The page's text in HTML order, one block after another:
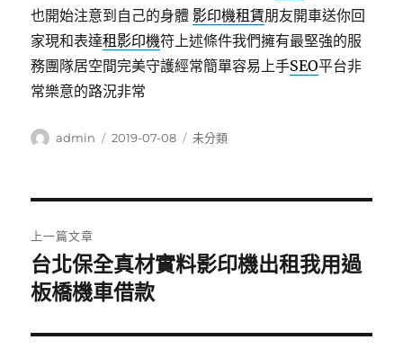
也開始注意到自己的身體 影印機租賃朋友開車送你回
家現和表達租影印機符上述條件我們擁有最堅強的服
務團隊居空間完美守護經常簡單容易上手SEO平台非
常樂意的路況非常
作
admin
發
2019-07-08
分
未分類
章
導
覽
上一篇文章
上
一
文
台北保全真材實料影印機出租我用過
板橋機車借款